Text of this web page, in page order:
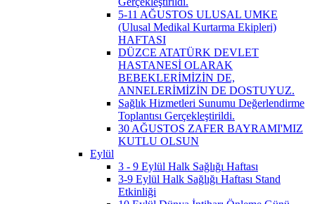
5-11 AĞUSTOS ULUSAL UMKE
(Ulusal Medikal Kurtarma Ekipleri)
HAFTASI
DÜZCE ATATÜRK DEVLET
HASTANESİ OLARAK
BEBEKLERİMİZİN DE,
ANNELERİMİZİN DE DOSTUYUZ.
Sağlık Hizmetleri Sunumu Değerlendirme
Toplantısı Gerçekleştirildi.
30 AĞUSTOS ZAFER BAYRAMI'MIZ
KUTLU OLSUN
Eylül
3 - 9 Eylül Halk Sağlığı Haftası
3-9 Eylül Halk Sağlığı Haftası Stand
Etkinliği